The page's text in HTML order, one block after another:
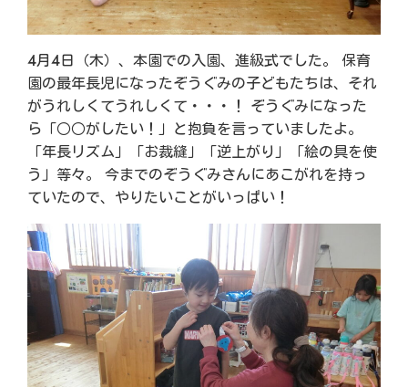
4月4日（木）、本園での入園、進級式でした。 保育
園の最年長児になったぞうぐみの子どもたちは、それ
がうれしくてうれしくて・・・！ ぞうぐみになった
ら「○○がしたい！」と抱負を言っていましたよ。
「年長リズム」「お裁縫」「逆上がり」「絵の具を使
う」等々。 今までのぞうぐみさんにあこがれを持っ
ていたので、やりたいことがいっぱい！